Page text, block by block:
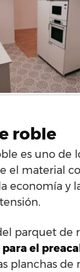
roble
es uno de
el material
economía y
parquet de
el
planchas de